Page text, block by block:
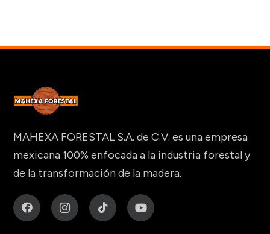
MAHEXA FORESTAL S.A. de C.V. es una empresa
mexicana 100% enfocada a la industria forestal y
de la transformación de la madera.